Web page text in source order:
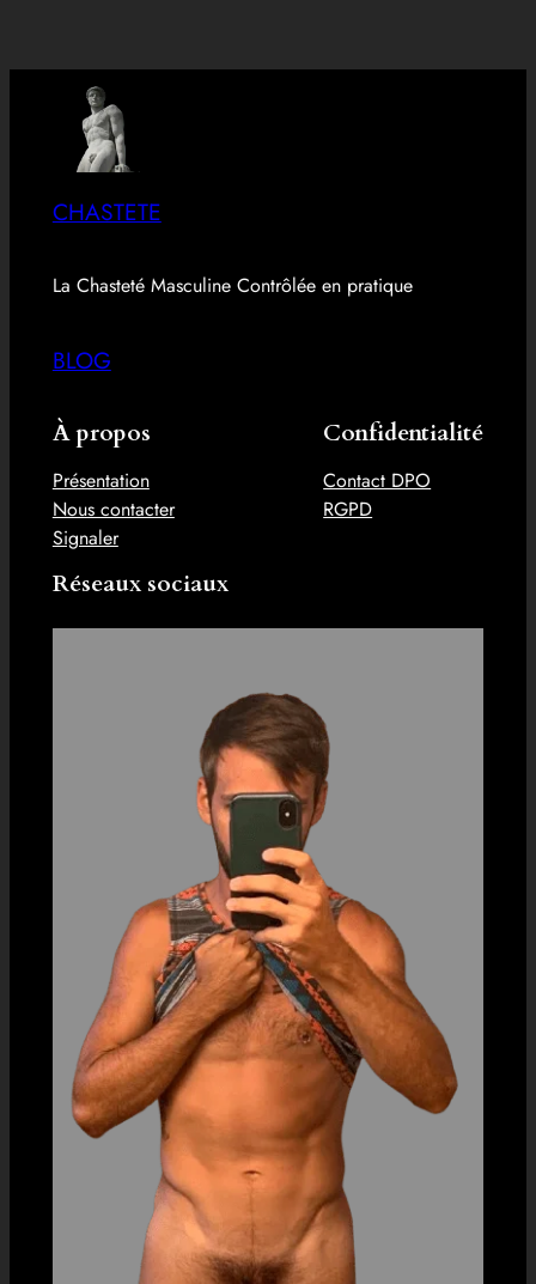
CHASTETE
La Chasteté Masculine Contrôlée en pratique
BLOG
À propos
Présentation
Nous contacter
Signaler
Confidentialité
Contact DPO
RGPD
Réseaux sociaux